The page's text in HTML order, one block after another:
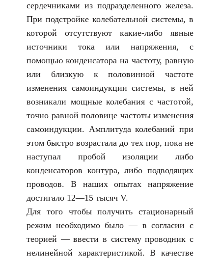
сердечниками из подразделенного железа.
При подстройке колебательной системы, в
которой отсутствуют какие-либо явные
источники тока или напряжения, с
помощью конденсатора на частоту, равную
или близкую к половинной частоте
изменения самоиндукции системы, в ней
возникали мощные колебания с частотой,
точно равной половице частоты изменения
самоиндукции. Амплитуда колебаний при
этом быстро возрастала до тех пор, пока не
наступал пробой изоляции либо
конденсаторов контура, либо подводящих
проводов. В наших опытах напряжение
достигало 12—15 тысяч V.
Для того чтобы получить стационарный
режим необходимо было — в согласии с
теорией — ввести в систему проводник с
нелинейной характеристикой. В качестве